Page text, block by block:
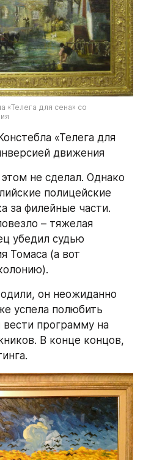
«Телега для сена» со
«Телега для
движения
не сделал. Однако
полицейские
за филейные части.
– тяжелая
убедил судью
Томаса (а вот
он неожиданно
успела полюбить
вести программу на
В конце концов,